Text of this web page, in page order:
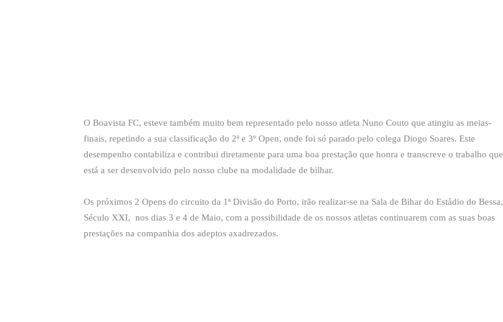
O Boavista FC, esteve também muito bem representado pelo nosso atleta Nuno Couto que atingiu as meias-
finais, repetindo a sua classificação do 2ª e 3º Open, onde foi só parado pelo colega Diogo Soares. Este
desempenho contabiliza e contribui diretamente para uma boa prestação que honra e transcreve o trabalho que
está a ser desenvolvido pelo nosso clube na modalidade de bilhar.
Os próximos 2 Opens do circuito da 1ª Divisão do Porto, irão realizar-se na Sala de Bihar do Estádio do Bessa,
Século XXI, nos dias 3 e 4 de Maio, com a possibilidade de os nossos atletas continuarem com as suas boas
prestações na companhia dos adeptos axadrezados.